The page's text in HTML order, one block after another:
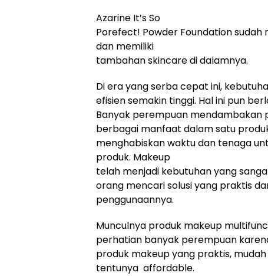
Azarine It’s So
Porefect! Powder Foundation
dan memiliki
tambahan skincare di dalamnya.
Di era yang serba cepat ini,
efisien semakin tinggi. Hal ini pun
Banyak perempuan mendambakan
berbagai manfaat dalam satu
menghabiskan waktu dan tenaga
produk. Makeup
telah menjadi kebutuhan yang
orang mencari solusi yang praktis
penggunaannya.
Munculnya produk makeup
perhatian banyak perempuan
produk makeup yang praktis,
tentunya affordable.